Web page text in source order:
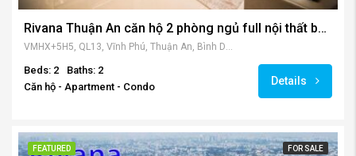
Rivana Thuận An căn hộ 2 phòng ngủ full nội thất bán – cho thuê
Beds: 2
Baths: 2
Căn hộ - Apartment - Condo
Details
FEATURED FOR SALE